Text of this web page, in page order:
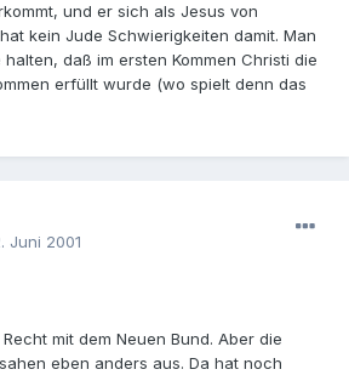
und er sich als Jesus von
kein Jude Schwierigkeiten damit. Man
daß im ersten Kommen Christi die
erfüllt wurde (wo spielt denn das
Juni 2001
mit dem Neuen Bund. Aber die
eben anders aus. Da hat noch